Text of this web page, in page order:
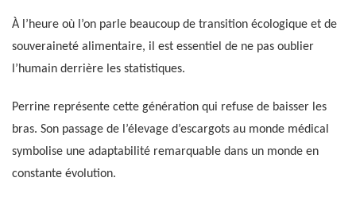
À l’heure où l’on parle beaucoup de transition écologique et de
souveraineté alimentaire, il est essentiel de ne pas oublier
l’humain derrière les statistiques.
Perrine représente cette génération qui refuse de baisser les
bras. Son passage de l’élevage d’escargots au monde médical
symbolise une adaptabilité remarquable dans un monde en
constante évolution.